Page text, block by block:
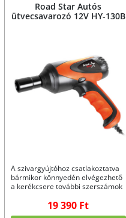
Road Star Autós
ütvecsavarozó 12V HY-130B
A szivargyújtóhoz csatlakoztatva
bármikor könnyedén elvégezhető
a kerékcsere további szerszámok
19 390 Ft